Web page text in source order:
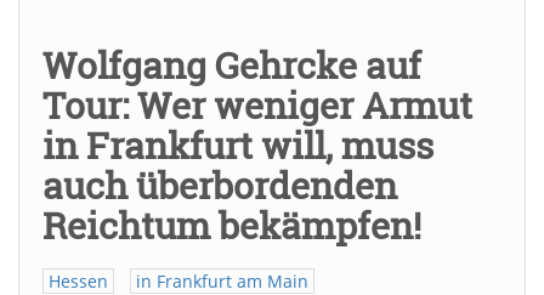
Wolfgang Gehrcke auf
Tour: Wer weniger Armut
in Frankfurt will, muss
auch überbordenden
Reichtum bekämpfen!
Hessen
in Frankfurt am Main